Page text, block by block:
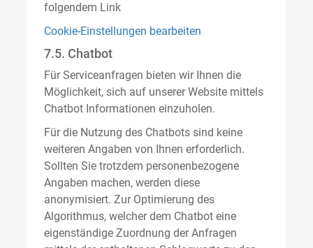
folgendem Link
Cookie-Einstellungen bearbeiten
7.5. Chatbot
Für Serviceanfragen bieten wir Ihnen die
Möglichkeit, sich auf unserer Website mittels
Chatbot Informationen einzuholen.
Für die Nutzung des Chatbots sind keine
weiteren Angaben von Ihnen erforderlich.
Sollten Sie trotzdem personenbezogene
Angaben machen, werden diese
anonymisiert. Zur Optimierung des
Algorithmus, welcher dem Chatbot eine
eigenständige Zuordnung der Anfragen